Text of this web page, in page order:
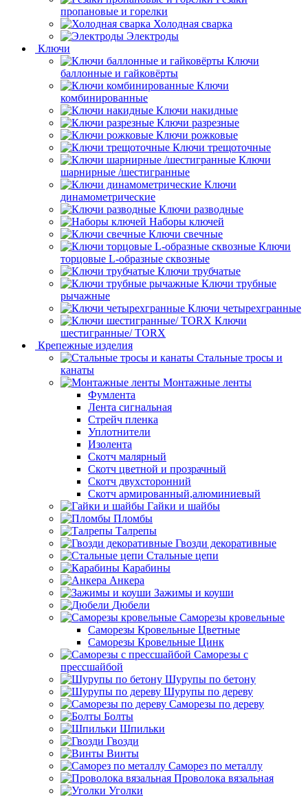
пропановые и горелки
Холодная сварка
Электроды
Ключи
Ключи
баллонные и гайковёрты
Ключи
комбинированные
Ключи накидные
Ключи разрезные
Ключи рожковые
Ключи трещоточные
Ключи
шарнирные /шестигранные
Ключи
динамометрические
Ключи разводные
Наборы ключей
Ключи свечные
Ключи
торцовые L-образные сквозные
Ключи трубчатые
Ключи трубные
рычажные
Ключи четырехгранные
Ключи
шестигранные/ TORX
Крепежные изделия
Стальные тросы и
канаты
Монтажные ленты
Фумлента
Лента сигнальная
Стрейч пленка
Уплотнители
Изолента
Скотч малярный
Скотч цветной и прозрачный
Скотч двухсторонний
Скотч армированный,алюминиевый
Гайки и шайбы
Пломбы
Талрепы
Гвозди декоративные
Стальные цепи
Карабины
Анкера
Зажимы и коуши
Дюбели
Саморезы кровельные
Саморезы Кровельные Цветные
Саморезы Кровельные Цинк
Саморезы с
прессшайбой
Шурупы по бетону
Шурупы по дереву
Саморезы по дереву
Болты
Шпильки
Гвозди
Винты
Саморез по металлу
Проволока вязальная
Уголки